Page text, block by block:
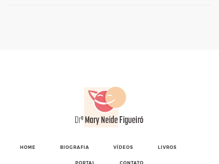
HOME BIOGRAFIA VÍDEOS LIVROS